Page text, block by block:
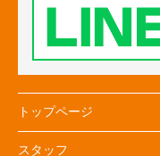
トップページ
スタッフ